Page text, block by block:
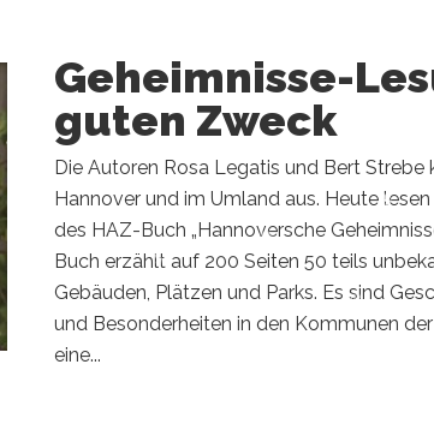
Geheimnisse-
guten Zweck
Die Autoren Rosa Legatis und Bert Strebe
Hannover und im Umland aus. Heute
des HAZ-Buch „Hannoversche
Buch erzählt auf 200 Seiten 50 teils
Gebäuden, Plätzen und Parks. Es sind
und Besonderheiten in den Kommunen
eine...